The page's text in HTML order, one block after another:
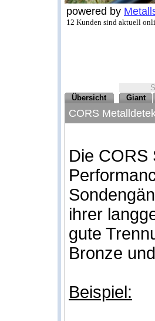
powered by
12 Kunden sind aktuell
Übersicht
Giant
CORS
Die CORS
ihrer
gute
Bronze
Beispiel: